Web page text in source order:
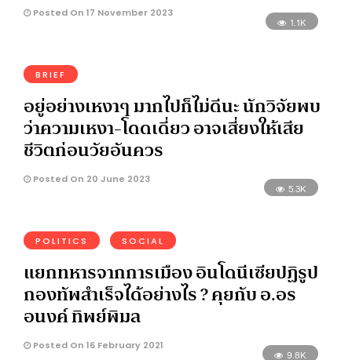
Posted On 17 November 2023
1.1K
BRIEF
อยู่อย่างเหงาๆ มากไปก็ไม่ดีนะ นักวิจัยพบ
ว่าความเหงา-โดดเดี่ยว อาจเสี่ยงให้เสีย
ชีวิตก่อนวัยอันควร
Posted On 20 June 2023
5.3K
POLITICS SOCIAL
แยกทหารจากการเมือง อินโดนีเซียปฏิรูป
กองทัพสำเร็จได้อย่างไร ? คุยกับ อ.อร
อนงค์ ทิพย์พิมล
Posted On 16 February 2021
9.8K